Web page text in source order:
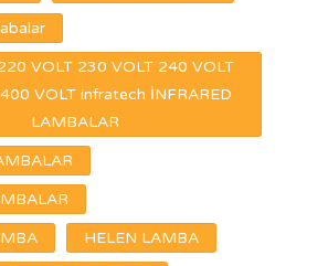
VOLT 230 VOLT 240 VOLT
VOLT infratech İNFRARED
LAMBALAR
HELEN LAMBA